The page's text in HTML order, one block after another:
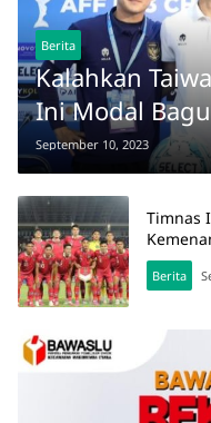
Berita
Kalahkan
Ini Modal
Turkmenistan
September 10, 2023
Timnas
Berita